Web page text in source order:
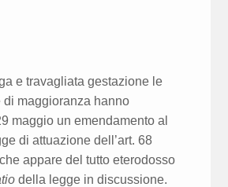
e travagliata gestazione le
di maggioranza hanno
maggio un emendamento al
di attuazione dell’art. 68
appare del tutto eterodosso
della legge in discussione.